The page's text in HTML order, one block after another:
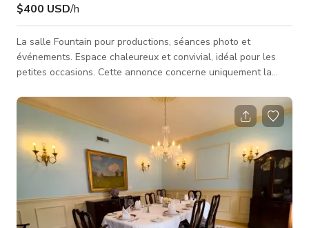
$400 USD/h
La salle Fountain pour productions, séances photo et
événements. Espace chaleureux et convivial, idéal pour les
petites occasions. Cette annonce concerne uniquement la